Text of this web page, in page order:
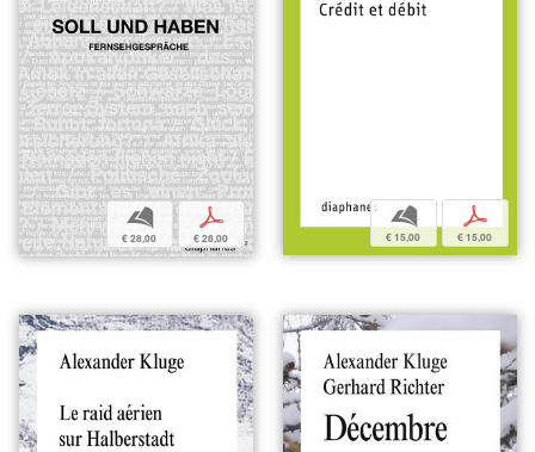
b
€ 28,00
p
€ 28,00
b
€ 15,00
p
€ 15,00